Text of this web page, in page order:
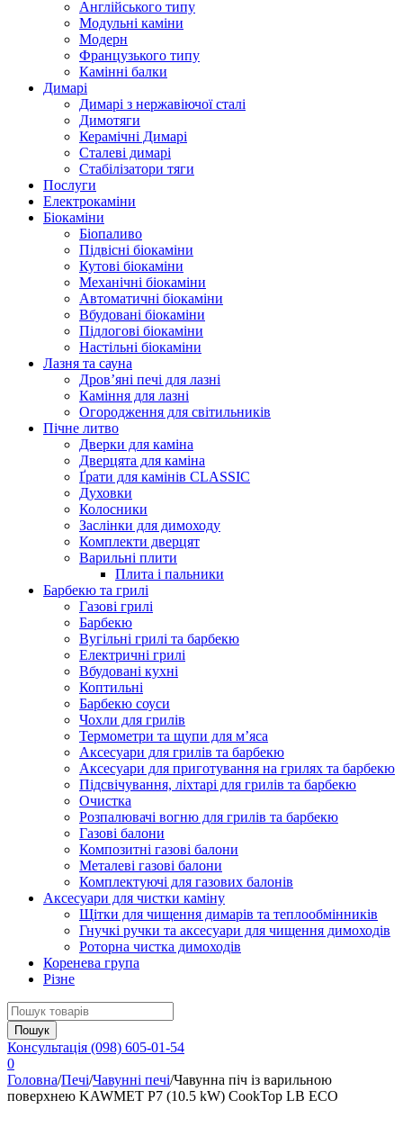
Англійського типу
Модульні каміни
Модерн
Французького типу
Камінні балки
Димарі
Димарі з нержавіючої сталі
Димотяги
Керамічні Димарі
Сталеві димарі
Стабілізатори тяги
Послуги
Електрокаміни
Біокаміни
Біопаливо
Підвісні біокаміни
Кутові біокаміни
Механічні біокаміни
Автоматичні біокаміни
Вбудовані біокаміни
Підлогові біокаміни
Настільні біокаміни
Лазня та сауна
Дров’яні печі для лазні
Каміння для лазні
Огородження для світильників
Пічне литво
Дверки для каміна
Дверцята для каміна
Ґрати для камінів CLASSIC
Духовки
Колосники
Заслінки для димоходу
Комплекти дверцят
Варильні плити
Плита і пальники
Барбекю та грилі
Газові грилі
Барбекю
Вугільні грилі та барбекю
Електричні грилі
Вбудовані кухні
Коптильні
Барбекю соуси
Чохли для грилів
Термометри та щупи для м’яса
Аксесуари для грилів та барбекю
Аксесуари для приготування на грилях та барбекю
Підсвічування, ліхтарі для грилів та барбекю
Очистка
Розпалювачі вогню для грилів та барбекю
Газові балони
Композитні газові балони
Металеві газові балони
Комплектуючі для газових балонів
Аксесуари для чистки каміну
Щітки для чищення димарів та теплообмінників
Гнучкі ручки та аксесуари для чищення димоходів
Роторна чистка димоходів
Коренева група
Різне
Консультація (098) 605-01-54
0
Головна/Печі/Чавунні печі/Чавунна піч із варильною
поверхнею KAWMET P7 (10.5 kW) CookTop LB ECO